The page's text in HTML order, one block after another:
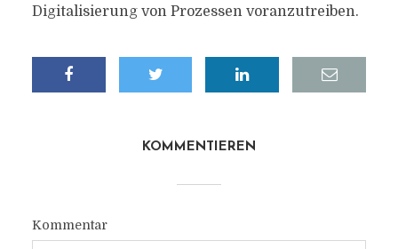
Digitalisierung von Prozessen voranzutreiben.
KOMMENTIEREN
Kommentar